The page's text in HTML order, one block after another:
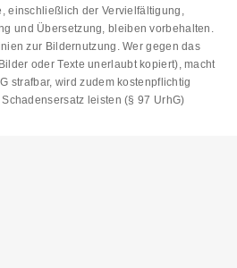
einschließlich der Vervielfältigung,
und Übersetzung, bleiben vorbehalten.
zur Bildernutzung . Wer gegen das
oder Texte unerlaubt kopiert), macht
strafbar, wird zudem kostenpflichtig
leisten (§ 97 UrhG)